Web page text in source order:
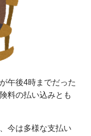
午後4時までだった
料の払い込みとも
今は多様な支払い